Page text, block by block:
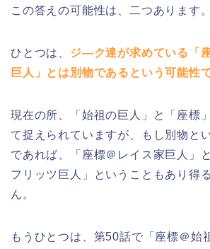
この答えの可能性は、二つあります。
ひとつは、 ジ―ク達が求めている「
巨人」とは別物であるという可能性で
現在の所、「始祖の巨人」と「座標
て捉えられていますが、もし別物と
であれば、「座標＠レイス家巨人」
フリッツ巨人」ということもあり得
ん。
もうひとつは、第50話で「座標＠始